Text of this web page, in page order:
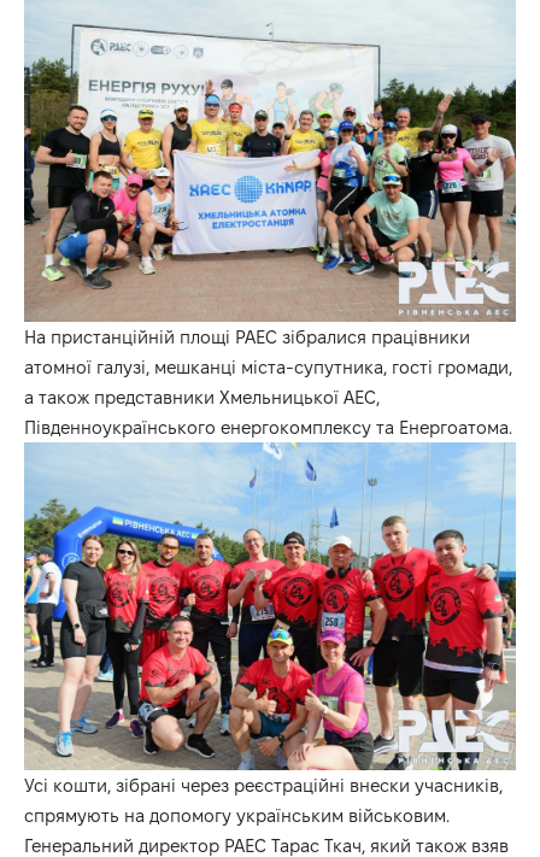
На пристанційній площі РАЕС зібралися працівники
атомної галузі, мешканці міста-супутника, гості громади,
а також представники Хмельницької АЕС,
Південноукраїнського енергокомплексу та Енергоатома.
Усі кошти, зібрані через реєстраційні внески учасників,
спрямують на допомогу українським військовим.
Генеральний директор РАЕС Тарас Ткач, який також взяв